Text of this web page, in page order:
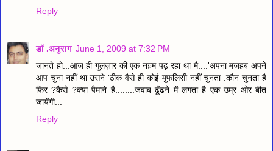
Reply
डॉ .अनुराग June 1, 2009 at 7:32 PM
जानते हो...आज ही गुलज़ार की एक नज़्म पढ़ रहा था मै....'अपना मजहब अपने
आप चुना नहीं था उसने 'ठीक वैसे ही कोई मुफलिसी नहीं चुनता .कौन चुनता है
फिर ?कैसे ?क्या पैमाने है........जवाब ढूँढने में लगता है एक उम्र ओर बीत
जायेंगी...
Reply